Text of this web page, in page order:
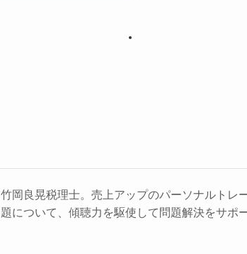
竹岡良晃税理士。売上アップのパーソナルトレ
題について、傾聴力を駆使して問題解決をサポ